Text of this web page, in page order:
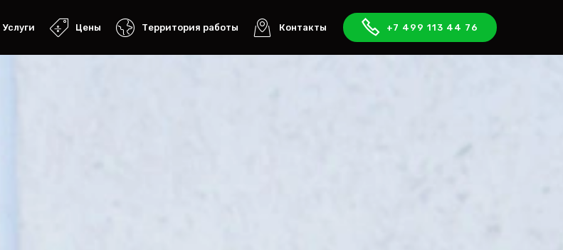
Услуги Цены Территория работы Контакты +7 499 113 44 76